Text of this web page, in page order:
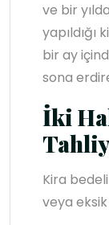
ve bir
yapıldığı
bir ay
sona
İki
Kira
veya